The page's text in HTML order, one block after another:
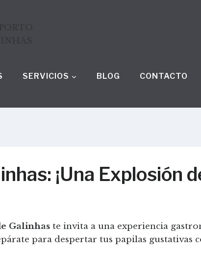
SERVICIOS BLOG CONTACTO
¡Una Explosión
Galinhas te invita a una experiencia
para despertar tus papilas gustativas